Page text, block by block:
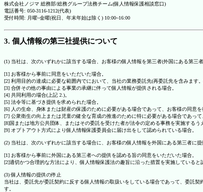
株式会社ノジマ 総務部/総務グループ法務チーム(個人情報保護相談窓口)
電話番号: 050-3116-1212(代表)
受付時間: 月曜~金曜(祝日、年末年始は除く) 10:00~16:00
3. 個人情報の第三社提供について
(1) 当社は、次のいずれかに該当する場合、お客様の個人情報を第三者(外国にある第三
[1] お客様から事前に同意をいただいた場合。
[2] 利用目的の達成に必要な範囲内でにおいて、当社の業務委託先(再委託先を含みます
[3] 合併その他の事由による事業の承継に伴って個人情報が提供される場合。
[4] 共同利用の場合(上記 2.)。
[5] 法令等に基づき提供を求められた場合。
[6] 人の生命、身体または財産の保護のために必要がある場合であって、お客様の同意を
[7] 公衆衛生の向上または児童の健全な育成の推進のために特に必要がある場合であっ
[8]国または地方公共団体、またはその委託を受けた者が法令の定める事務を実施する
[9] オプトアウト方式により個人情報保護委員会に届け出をして認められている場合。
(2) 当社は、次のいずれかに該当する場合に、お客様の個人情報を外国にある第三者に提
[1] お客様から事前に外国にある第三者への提供を認める旨の同意をいただいた場合。
[2]適切かつ合理的な方法により、個人情報保護法の趣旨に沿った措置を実施していると
(3) 個人情報の提供の停止
当社は、委託先が委託契約に反する個人情報の取扱いをしている場合であって、委託
す。